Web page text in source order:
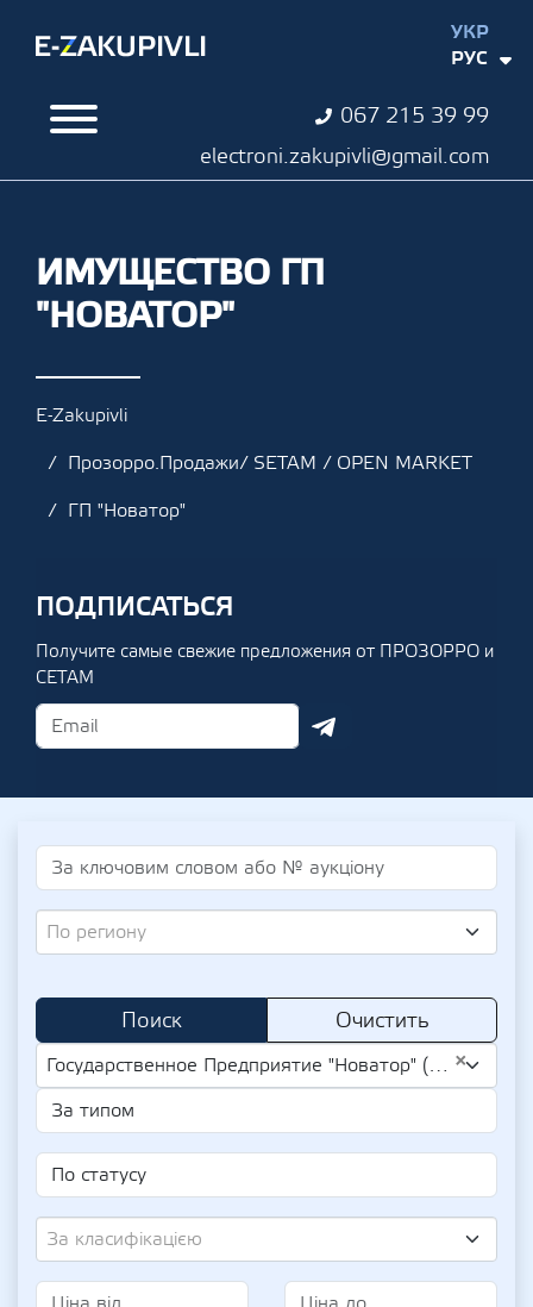
067 215 39 99
electroni.zakupivli@gmail.com
УКР
РУС
ИМУЩЕСТВО ГП
"НОВАТОР"
E-Zakupivli
Прозорро.Продажи/ SETAM / OPEN MARKET
ГП "Новатор"
ПОДПИСАТЬСЯ
Получите самые свежие предложения от ПРОЗОРРО и
СЕТАМ
По региону
Поиск Очистить
×
Государственное Предприятие "Новатор" (UA-EDR 22987900)
За класифікацією